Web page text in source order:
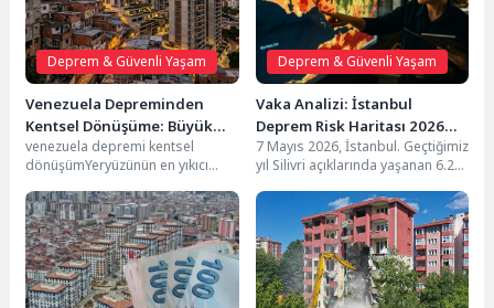
7
Asrın Felaketi’nin İzleri Silindi: 455 Bin Konutla Yeniden
Doğuş
8
Modern Dönüşümün Görünmeyen Yükü: Kentsel Yenilenme
Sürecinde Kronik Stres ve…
Deprem & Güvenli Yaşam
Venezuela Depreminden
Kentsel Dönüşüme: Büyük
Dersler
venezuela depremi kentsel
dönüşümYeryüzünün en yıkıcı
depremler, sınır tanımadan farklı
coğrafyalarda...
Deprem & Güvenli Yaşam
Vaka Analizi: İstanbul
Deprem Risk Haritası 2026
Gerçekleri
7 Mayıs 2026, İstanbul. Geçtiğimiz
yıl Silivri açıklarında yaşanan 6.2
ardından güncellenen...